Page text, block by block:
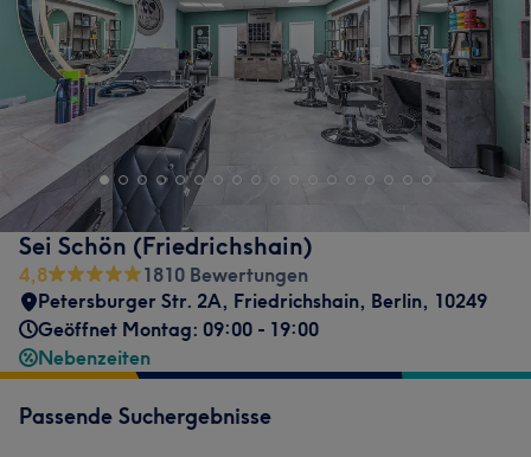
Sei Schön (Friedrichshain)
4,8
1810 Bewertungen
Petersburger Str. 2A, Friedrichshain, Berlin, 10249
Geöffnet Montag: 09:00 - 19:00
Nebenzeiten
Passende Suchergebnisse